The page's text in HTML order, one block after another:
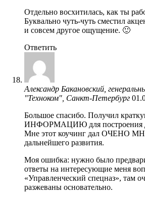
Отдельно восхитилась, как ты
Буквально чуть-чуть сместил
и совсем другое ощущение. 🙂
Ответить
Александр Бакановский,
"Техноком", Санкт-Петербург
Большое спасибо. Получил
ИНФОРМАЦИЮ для построения
Мне этот коучинг дал ОЧЕНО
дальнейшего развития.
Моя ошибка: нужно было
ответы на интересующие меня
«Управленческий спецназ», там
разжеваны основательно.